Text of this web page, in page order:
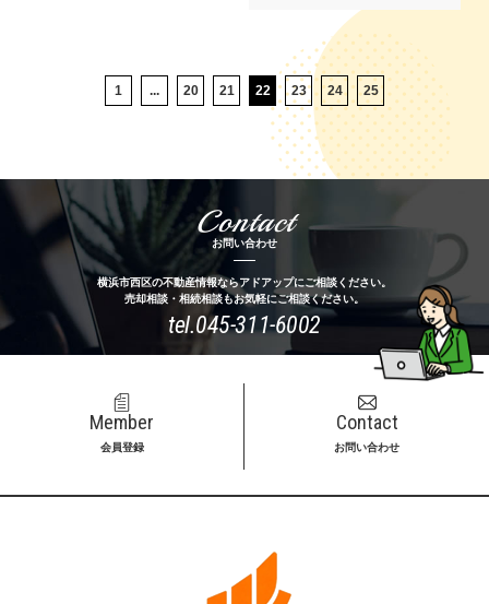
1 ... 20 21 22 23 24 25
Contact
お問い合わせ
横浜市西区の不動産情報ならアドアップにご相談ください。
売却相談・相続相談もお気軽にご相談ください。
tel.045-311-6002
Member
会員登録
Contact
お問い合わせ